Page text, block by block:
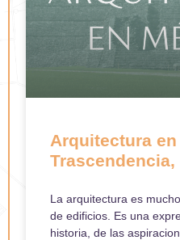
Arquitectura
La arquitectura es
de edificios. Es una
historia, de las